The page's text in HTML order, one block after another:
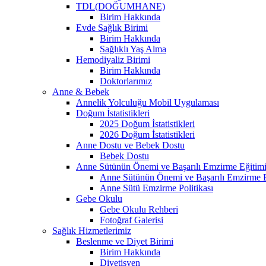
TDL(DOĞUMHANE)
Birim Hakkında
Evde Sağlık Birimi
Birim Hakkında
Sağlıklı Yaş Alma
Hemodiyaliz Birimi
Birim Hakkında
Doktorlarımız
Anne & Bebek
Annelik Yolculuğu Mobil Uygulaması
Doğum İstatistikleri
2025 Doğum İstatistikleri
2026 Doğum İstatistikleri
Anne Dostu ve Bebek Dostu
Bebek Dostu
Anne Sütünün Önemi ve Başarılı Emzirme Eğitimi
Anne Sütünün Önemi ve Başarılı Emzirme
Anne Sütü Emzirme Politikası
Gebe Okulu
Gebe Okulu Rehberi
Fotoğraf Galerisi
Sağlık Hizmetlerimiz
Beslenme ve Diyet Birimi
Birim Hakkında
Diyetisyen